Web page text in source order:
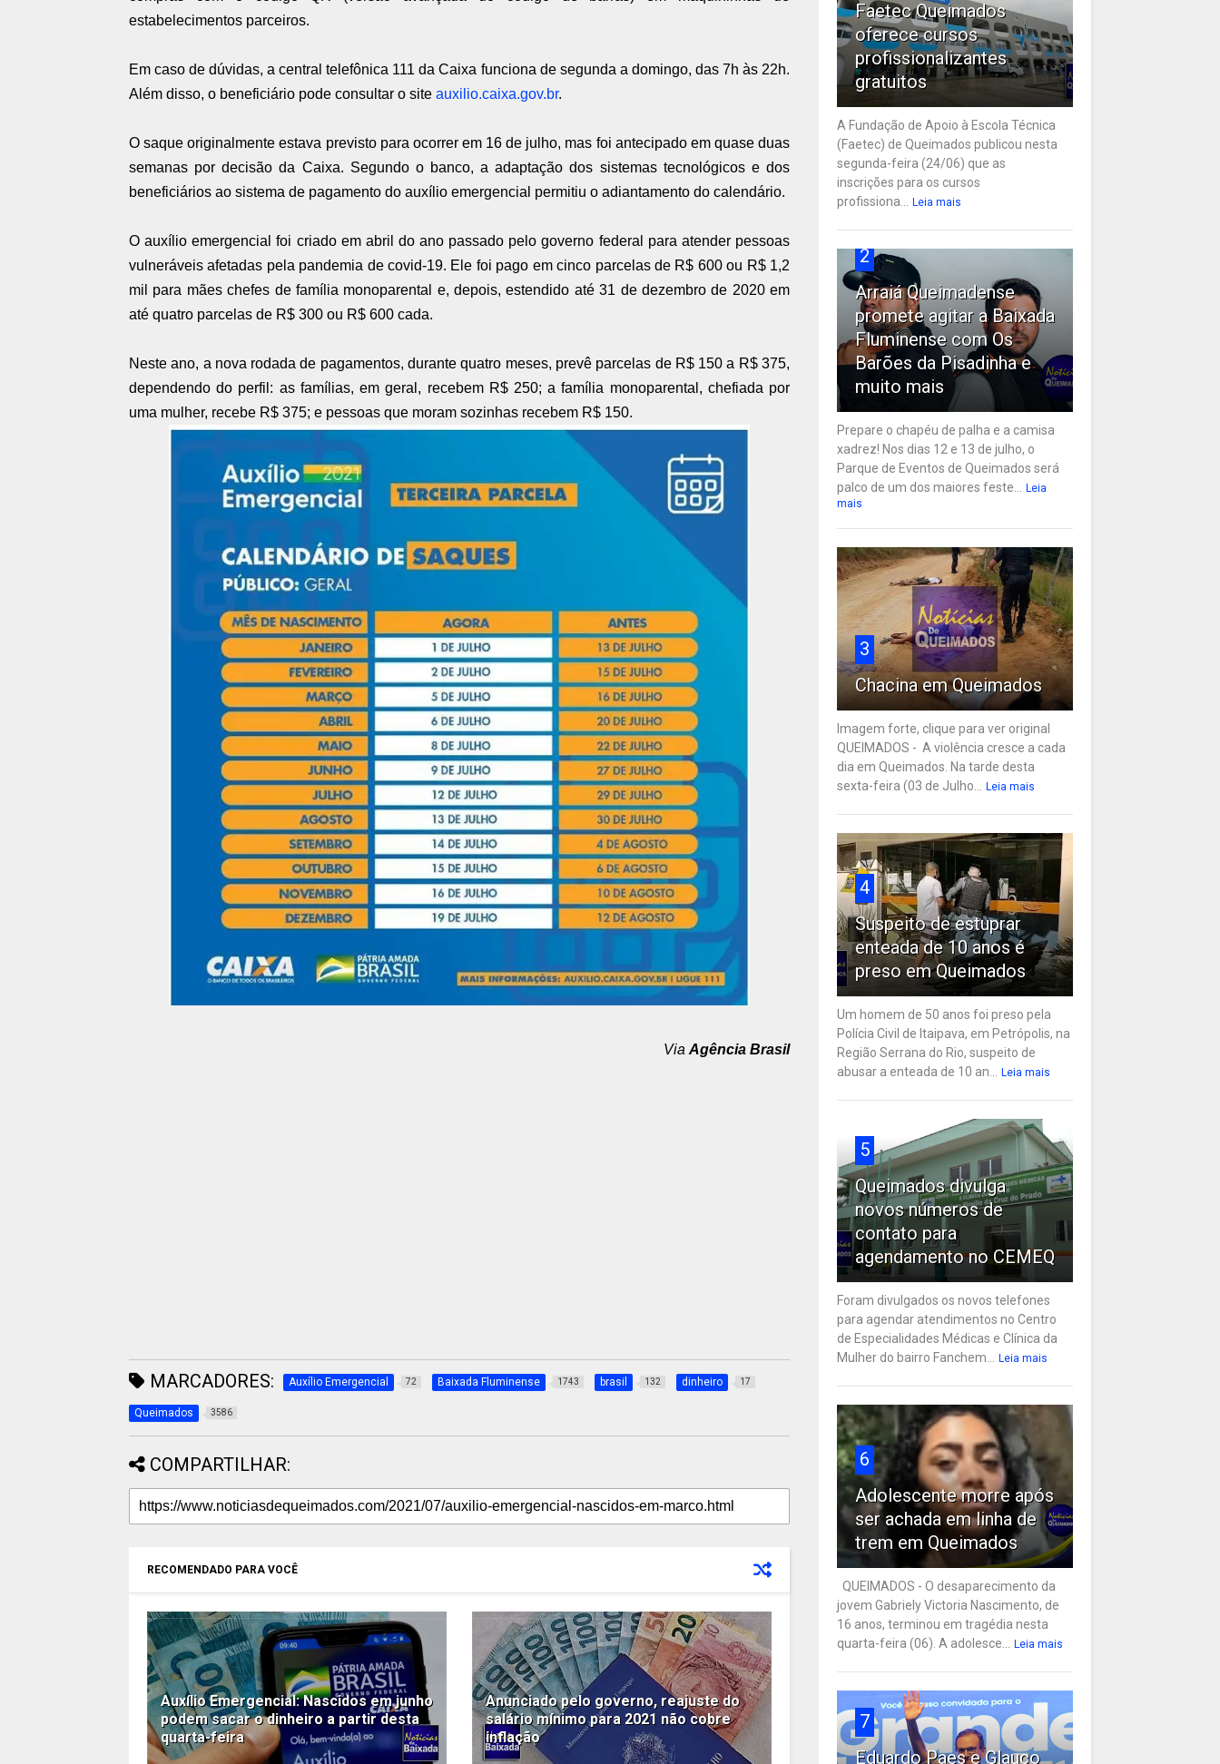
estabelecimentos parceiros.
Em caso de dúvidas, a central telefônica 111 da Caixa funciona de segunda a domingo, das 7h às 22h.
Além disso, o beneficiário pode consultar o site auxilio.caixa.gov.br.
O saque originalmente estava previsto para ocorrer em 16 de julho, mas foi antecipado em quase duas
semanas por decisão da Caixa. Segundo o banco, a adaptação dos sistemas tecnológicos e dos
beneficiários ao sistema de pagamento do auxílio emergencial permitiu o adiantamento do calendário.
O auxílio emergencial foi criado em abril do ano passado pelo governo federal para atender pessoas
vulneráveis afetadas pela pandemia de covid-19. Ele foi pago em cinco parcelas de R$ 600 ou R$ 1,2
mil para mães chefes de família monoparental e, depois, estendido até 31 de dezembro de 2020 em
até quatro parcelas de R$ 300 ou R$ 600 cada.
Neste ano, a nova rodada de pagamentos, durante quatro meses, prevê parcelas de R$ 150 a R$ 375,
dependendo do perfil: as famílias, em geral, recebem R$ 250; a família monoparental, chefiada por
uma mulher, recebe R$ 375; e pessoas que moram sozinhas recebem R$ 150.
ViaAgência Brasil
MARCADORES: Auxílio Emergencial 72 Baixada Fluminense 1743 brasil 132 dinheiro 17
Queimados 3586
COMPARTILHAR:
RECOMENDADO PARA VOCÊ
Auxílio Emergencial: Nascidos em junho
podem sacar o dinheiro a partir desta
quarta-feira
Anunciado pelo governo, reajuste do
salário mínimo para 2021 não cobre
inflação
Faetec Queimados
oferece cursos
profissionalizantes
gratuitos
A Fundação de Apoio à Escola Técnica
(Faetec) de Queimados publicou nesta
segunda-feira (24/06) que as
inscrições para os cursos
profissiona...
Leia mais
2
Arraiá Queimadense
promete agitar a Baixada
Fluminense com Os
Barões da Pisadinha e
muito mais
Prepare o chapéu de palha e a camisa
xadrez! Nos dias 12 e 13 de julho, o
Parque de Eventos de Queimados será
palco de um dos maiores feste...
Leia
mais
3
Chacina em Queimados
Imagem forte, clique para ver original
QUEIMADOS - A violência cresce a cada
dia em Queimados. Na tarde desta
sexta-feira (03 de Julho...
Leia mais
4
Suspeito de estuprar
enteada de 10 anos é
preso em Queimados
Um homem de 50 anos foi preso pela
Polícia Civil de Itaipava, em Petrópolis, na
Região Serrana do Rio, suspeito de
abusar a enteada de 10 an...
Leia mais
5
Queimados divulga
novos números de
contato para
agendamento no CEMEQ
Foram divulgados os novos telefones
para agendar atendimentos no Centro
de Especialidades Médicas e Clínica da
Mulher do bairro Fanchem...
Leia mais
6
Adolescente morre após
ser achada em linha de
trem em Queimados
QUEIMADOS - O desaparecimento da
jovem Gabriely Victoria Nascimento, de
16 anos, terminou em tragédia nesta
quarta-feira (06). A adolesce...
Leia mais
7
Eduardo Paes e Glauco